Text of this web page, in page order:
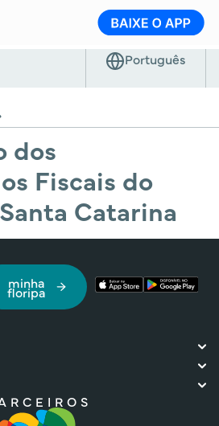
dos
Fiscais do
Catarina
minha
floripa